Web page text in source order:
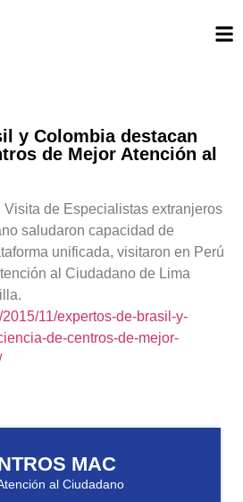
y Colombia destacan
de Mejor Atención al
Visita de Especialistas extranjeros
saludaron capacidad de
unificada, visitaron en Perú
al Ciudadano de Lima
11/expertos-de-brasil-y-
de-centros-de-mejor-
MAC
al Ciudadano